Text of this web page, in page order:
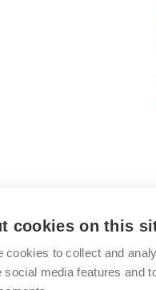
Brno
University
cookies on this
cookies to collect and
social media features and